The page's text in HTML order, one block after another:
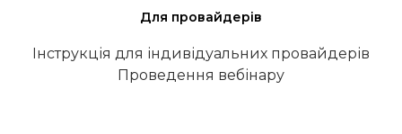
Для провайдерів
Інструкція для індивідуальних провайдерів
Проведення вебінару